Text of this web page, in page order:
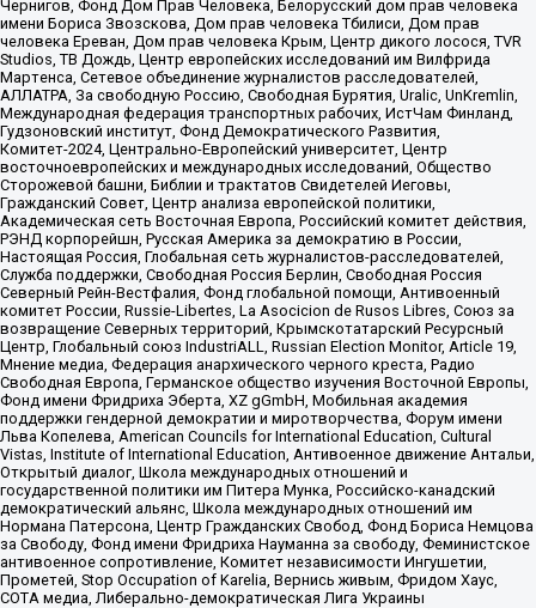
Чернигов, Фонд Дом Прав Человека, Белорусский дом прав человека
имени Бориса Звозскова, Дом прав человека Тбилиси, Дом прав
человека Ереван, Дом прав человека Крым, Центр дикого лосося, TVR
Studios, ТВ Дождь, Центр европейских исследований им Вилфрида
Мартенса, Сетевое объединение журналистов расследователей,
АЛЛАТРА, За свободную Россию, Свободная Бурятия, Uralic, UnKremlin,
Международная федерация транспортных рабочих, ИстЧам Финланд,
Гудзоновский институт, Фонд Демократического Развития,
Комитет-2024, Центрально-Европейский университет, Центр
восточноевропейских и международных исследований, Общество
Сторожевой башни, Библии и трактатов Свидетелей Иеговы,
Гражданский Совет, Центр анализа европейской политики,
Академическая сеть Восточная Европа, Российский комитет действия,
РЭНД корпорейшн, Русская Америка за демократию в России,
Настоящая Россия, Глобальная сеть журналистов-расследователей,
Служба поддержки, Свободная Россия Берлин, Свободная Россия
Северный Рейн-Вестфалия, Фонд глобальной помощи, Антивоенный
комитет России, Russie-Libertes, La Asocicion de Rusos Libres, Союз за
возвращение Северных территорий, Крымскотатарский Ресурсный
Центр, Глобальный союз IndustriALL, Russian Election Monitor, Article 19,
Мнение медиа, Федерация анархического черного креста, Радио
Свободная Европа, Германское общество изучения Восточной Европы,
Фонд имени Фридриха Эберта, XZ gGmbH, Мобильная академия
поддержки гендерной демократии и миротворчества, Форум имени
Льва Копелева, American Councils for International Education, Cultural
Vistas, Institute of International Education, Антивоенное движение Антальи,
Открытый диалог, Школа международных отношений и
государственной политики им Питера Мунка, Российско-канадский
демократический альянс, Школа международных отношений им
Нормана Патерсона, Центр Гражданских Свобод, Фонд Бориса Немцова
за Свободу, Фонд имени Фридриха Науманна за свободу, Феминистское
антивоенное сопротивление, Комитет независимости Ингушетии,
Прометей, Stop Occupation of Karelia, Вернись живым, Фридом Хаус,
СОТА медиа, Либерально-демократическая Лига Украины